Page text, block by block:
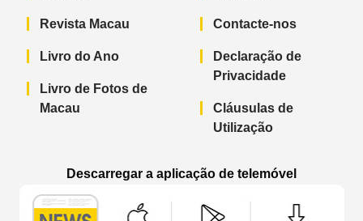
Revista Macau
Livro do Ano
Livro de Fotos de
Macau
Contacte-nos
Declaração de
Privacidade
Cláusulas de
Utilização
Descarregar a aplicação de telemóvel